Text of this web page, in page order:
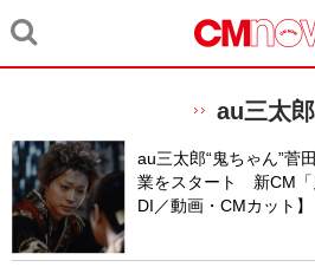
au三太郎
au三太郎“鬼ちゃん”菅
業をスタート 新CM「
DI／動画・CMカット】